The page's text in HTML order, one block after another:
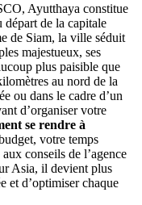
Ayutthaya constitue
départ de la capitale
de Siam, la ville séduit
majestueux, ses
plus paisible que
au nord de la
ou dans le cadre d’un
d’organiser votre
se rendre à
votre temps
conseils de l’agence
Asia, il devient plus
et d’optimiser chaque